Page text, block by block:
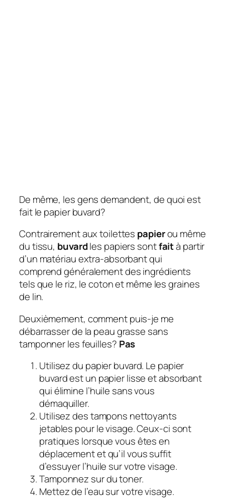
De même, les gens demandent, de quoi est
fait le papier buvard?
Contrairement aux toilettes papierou même
du tissu, buvardles papiers sontfaità partir
d’un matériau extra-absorbant qui
comprend généralement des ingrédients
tels que le riz, le coton et même les graines
de lin.
Deuxièmement, comment puis-je me
débarrasser de la peau grasse sans
tamponner les feuilles? Pas
Utilisez du papier buvard. Le papier
buvard est un papier lisse et absorbant
qui élimine l’huile sans vous
démaquiller.
Utilisez des tampons nettoyants
jetables pour le visage. Ceux-ci sont
pratiques lorsque vous êtes en
déplacement et qu’il vous suffit
d’essuyer l’huile sur votre visage.
Tamponnez sur du toner.
Mettez de l’eau sur votre visage.